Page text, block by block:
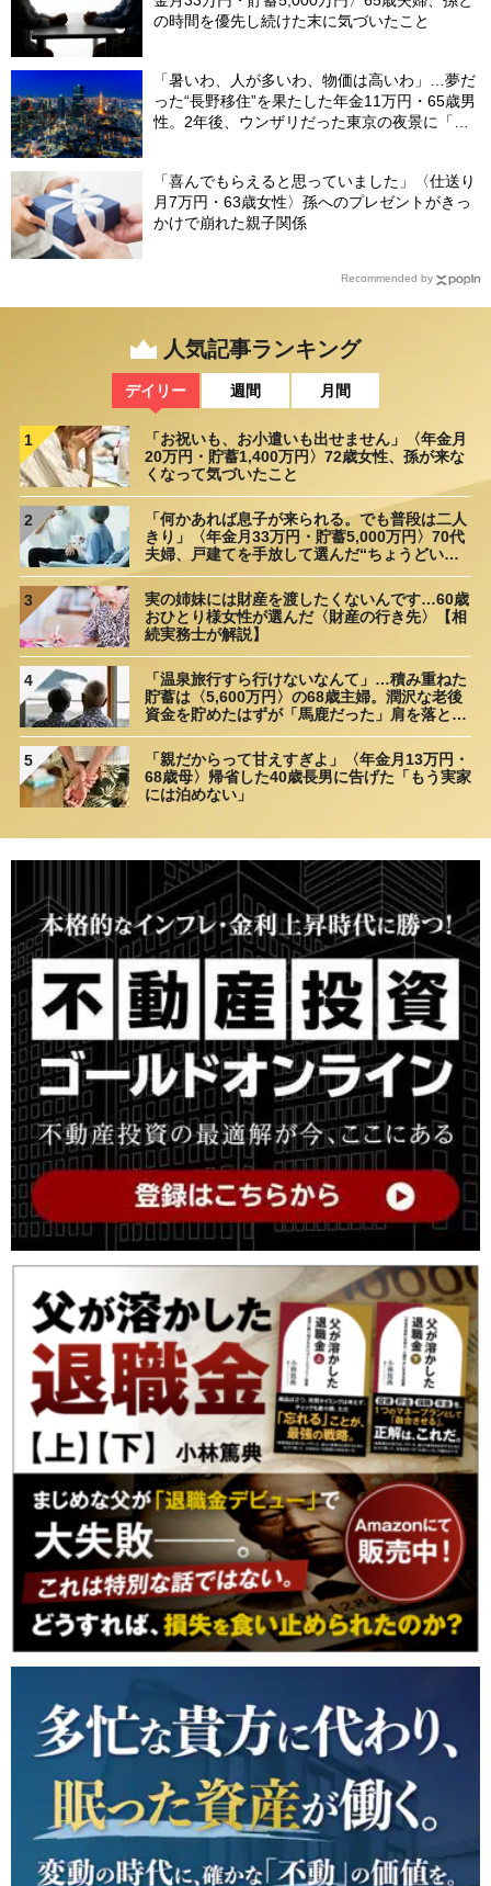
の時間を優先し続けた末に気づいたこと
「暑いわ、人が多いわ、物価は高いわ」…夢だ
った“長野移住”を果たした年金11万円・65歳男
性。2年後、ウンザリだった東京の夜景に「癒
「喜んでもらえると思っていました」〈仕送り
月7万円・63歳女性〉孫へのプレゼントがきっ
かけで崩れた親子関係
Recommended by
人気記事ランキング
デイリー 週間 月間
1
「お祝いも、お小遣いも出せません」〈年金月
20万円・貯蓄1,400万円〉72歳女性、孫が来な
くなって気づいたこと
2
「何かあれば息子が来られる。でも普段は二人
きり」〈年金月33万円・貯蓄5,000万円〉70代
夫婦、戸建てを手放して選んだ“ちょうどいい
3
実の姉妹には財産を渡したくないんです…60歳
おひとり様女性が選んだ〈財産の行き先〉【相
続実務士が解説】
4
「温泉旅行すら行けないなんて」…積み重ねた
貯蓄は〈5,600万円〉の68歳主婦。潤沢な老後
資金を貯めたはずが「馬鹿だった」肩を落とす
5
「親だからって甘えすぎよ」〈年金月13万円・
68歳母〉帰省した40歳長男に告げた「もう実家
には泊めない」